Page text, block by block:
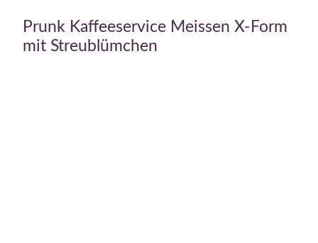
Prunk Kaffeeservice Meissen X-Form
mit Streublümchen